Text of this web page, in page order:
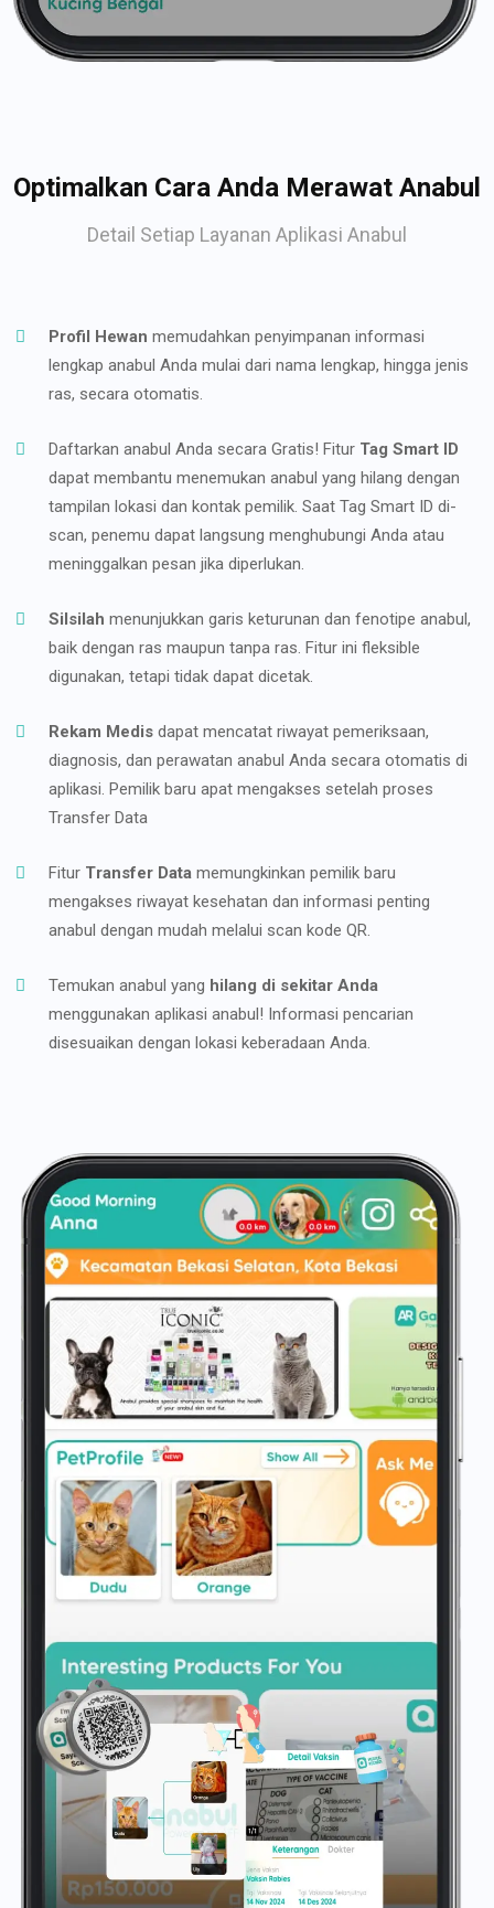
Optimalkan Cara Anda Merawat Anabul
Detail Setiap Layanan Aplikasi Anabul
Profil Hewan memudahkan penyimpanan informasi
lengkap anabul Anda mulai dari nama lengkap, hingga jenis
ras, secara otomatis.
Daftarkan anabul Anda secara Gratis! Fitur Tag Smart ID
dapat membantu menemukan anabul yang hilang dengan
tampilan lokasi dan kontak pemilik. Saat Tag Smart ID di-
scan, penemu dapat langsung menghubungi Anda atau
meninggalkan pesan jika diperlukan.
Silsilah menunjukkan garis keturunan dan fenotipe anabul,
baik dengan ras maupun tanpa ras. Fitur ini fleksible
digunakan, tetapi tidak dapat dicetak.
Rekam Medis dapat mencatat riwayat pemeriksaan,
diagnosis, dan perawatan anabul Anda secara otomatis di
aplikasi. Pemilik baru apat mengakses setelah proses
Transfer Data
Fitur Transfer Data memungkinkan pemilik baru
mengakses riwayat kesehatan dan informasi penting
anabul dengan mudah melalui scan kode QR.
Temukan anabul yang hilang di sekitar Anda
menggunakan aplikasi anabul! Informasi pencarian
disesuaikan dengan lokasi keberadaan Anda.